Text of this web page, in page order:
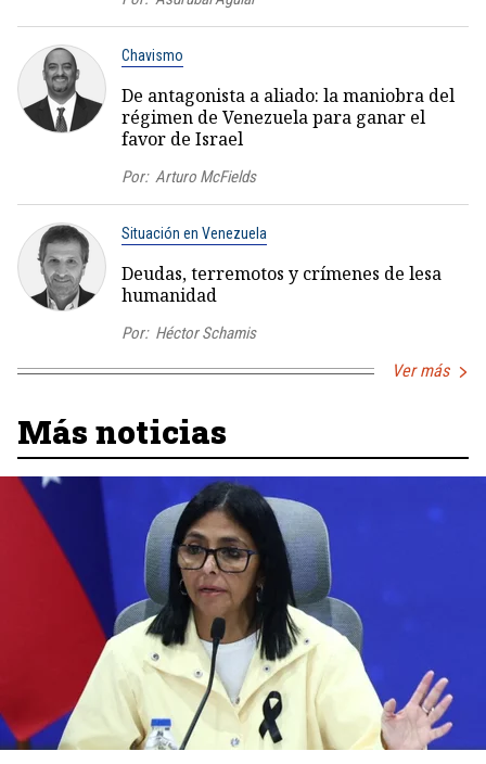
Chavismo
De antagonista a aliado: la maniobra del
régimen de Venezuela para ganar el
favor de Israel
Por: Arturo McFields
Situación en Venezuela
Deudas, terremotos y crímenes de lesa
humanidad
Por: Héctor Schamis
Ver más
Más noticias